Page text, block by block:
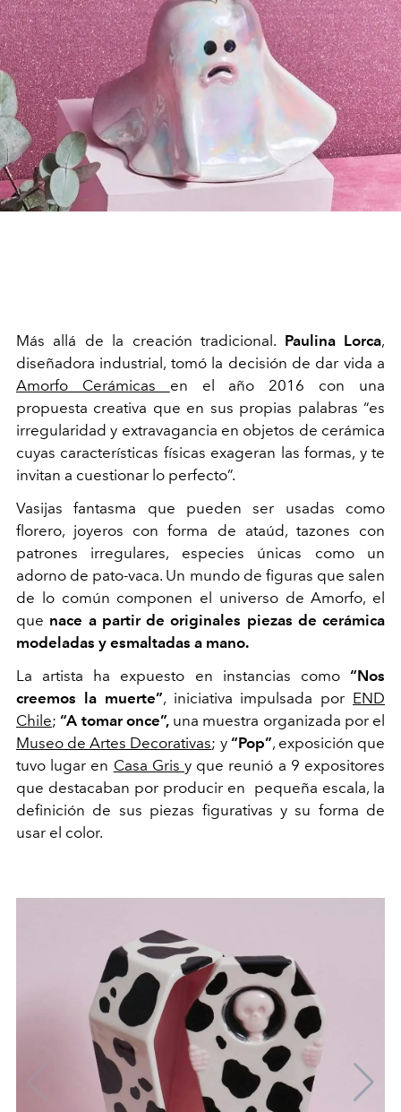
Más allá de la creación tradicional. Paulina Lorca,
diseñadora industrial, tomó la decisión de dar vida a
Amorfo Cerámicas en el año 2016 con una
propuesta creativa que en sus propias palabras “es
irregularidad y extravagancia en objetos de cerámica
cuyas características físicas exageran las formas, y te
invitan a cuestionar lo perfecto”.
Vasijas fantasma que pueden ser usadas como
florero, joyeros con forma de ataúd, tazones con
patrones irregulares, especies únicas como un
adorno de pato-vaca. Un mundo de figuras que salen
de lo común componen el universo de Amorfo, el
que nace a partir de originales piezas de cerámica
modeladas y esmaltadas a mano.
La artista ha expuesto en instancias como “Nos
creemos la muerte”, iniciativa impulsada por END
Chile;“A tomar once”,una muestra organizada por el
Museo de Artes Decorativas; y “Pop”, exposición que
tuvo lugar en Casa Grisy que reunió a 9 expositores
que destacaban por producir en pequeña escala, la
definición de sus piezas figurativas y su forma de
usar el color.